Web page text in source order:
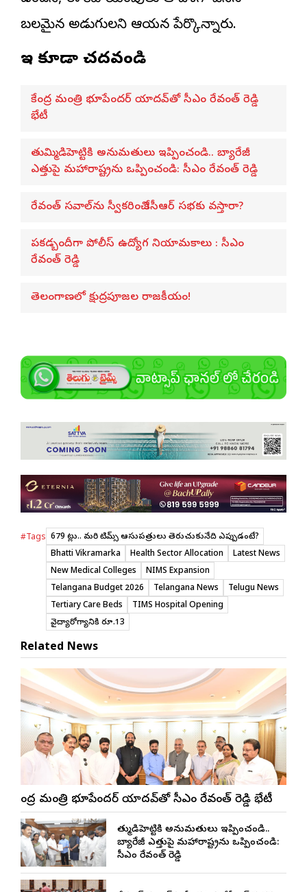
బలమైన అడుగులని ఆయన పేర్కొన్నారు.
ఇవి కూడా చదవండి
కేంద్ర మంత్రి భూపేందర్ యాదవ్‌తో సీఎం రేవంత్ రెడ్డి
భేటీ
తుమ్మిడిహెట్టికి అనుమ‌తులు ఇప్పించండి.. బ్యారేజీ
ఎత్తుపై మ‌హారాష్ట్రను ఒప్పించండి: సీఎం రేవంత్ రెడ్డి
రేవంత్ సవాల్‌ను స్వీకరించి కేసీఆర్ సభకు వస్తారా?
పకడ్బందీగా పోలీస్ ఉద్యోగ నియామకాలు : సీఎం
రేవంత్‌ రెడ్డి
తెలంగాణలో క్షుద్రపూజల రాజకీయం!
#Tags 679 కోట్లు.. మరి టిమ్స్ ఆసుపత్రులు తెరుచుకునేది ఎప్పుడంటే?
Bhatti Vikramarka
Health Sector Allocation
Latest News
New Medical Colleges
NIMS Expansion
Telangana Budget 2026
Telangana News
Telugu News
Tertiary Care Beds
TIMS Hospital Opening
వైద్యారోగ్యానికి రూ.13
Related News
కేంద్ర మంత్రి భూపేందర్ యాదవ్‌తో సీఎం రేవంత్ రెడ్డి భేటీ
తుమ్మిడిహెట్టికి అనుమ‌తులు ఇప్పించండి..
బ్యారేజీ ఎత్తుపై మ‌హారాష్ట్రను ఒప్పించండి:
సీఎం రేవంత్ రెడ్డి